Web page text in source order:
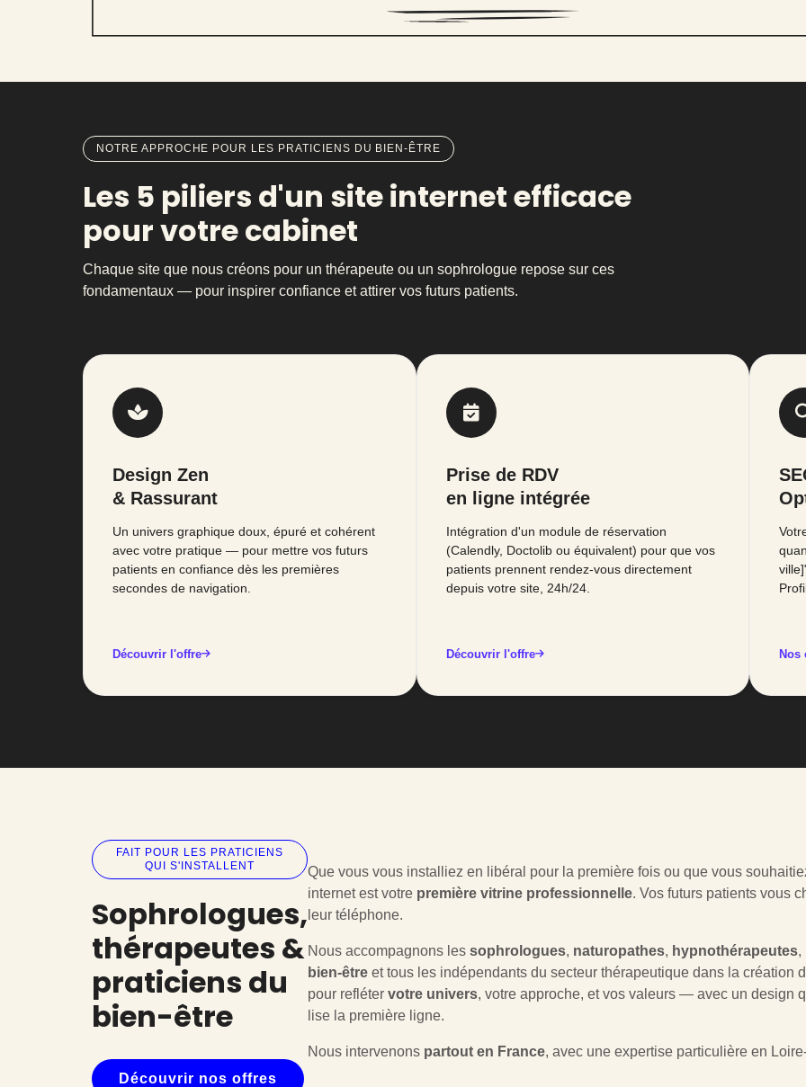
NOTRE APPROCHE POUR LES PRATICIENS DU BIEN-ÊTRE
Les 5 piliers d'un site internet efficace
pour votre cabinet
Chaque site que nous créons pour un thérapeute ou un sophrologue repose sur ces
fondamentaux — pour inspirer confiance et attirer vos futurs patients.
Design Zen
& Rassurant
Un univers graphique doux, épuré et cohérent
avec votre pratique — pour mettre vos futurs
patients en confiance dès les premières
secondes de navigation.
Découvrir l'offre
Prise de RDV
en ligne intégrée
Intégration d'un module de réservation
(Calendly, Doctolib ou équivalent) pour que vos
patients prennent rendez-vous directement
depuis votre site, 24h/24.
Découvrir l'offre Nos
FAIT POUR LES PRATICIENS
QUI S'INSTALLENT
Sophrologues,
thérapeutes &
praticiens du
bien-être
Découvrir nos offres
Que vous vous installiez en libéral pour la première fois ou que vous
internet est votre première vitrine professionnelle. Vos futurs patients vous
leur téléphone.
Nous accompagnons les sophrologues, naturopathes, hypnothérapeutes,
bien-être et tous les indépendants du secteur thérapeutique dans la création
pour refléter votre univers, votre approche, et vos valeurs — avec un design
lise la première ligne.
Nous intervenons partout en France, avec une expertise particulière en